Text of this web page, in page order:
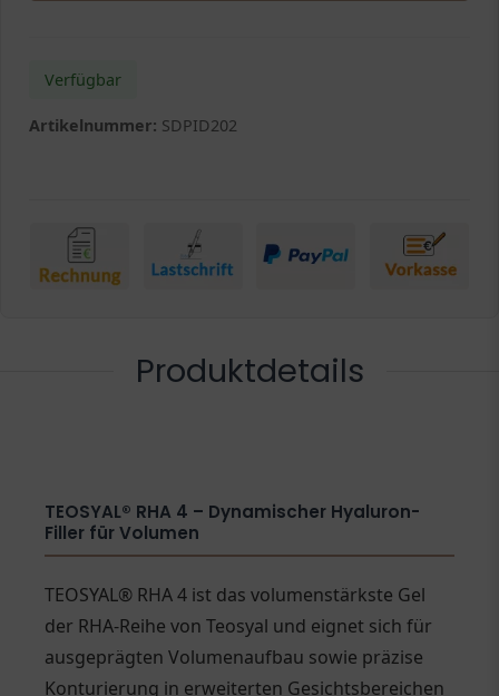
Verfügbar
Artikelnummer: SDPID202
Produktdetails
TEOSYAL® RHA 4 – Dynamischer Hyaluron-
Filler für Volumen
TEOSYAL® RHA 4 ist das volumenstärkste Gel
der RHA-Reihe von Teosyal und eignet sich für
ausgeprägten Volumenaufbau sowie präzise
Konturierung in erweiterten Gesichtsbereichen